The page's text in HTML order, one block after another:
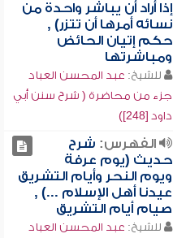
إذا أراد أن يباشر واحدة من
نسائه أمرها أن تتزر) ,
حكم إتيان الحائض
ومباشرتها
للشيخ: عبد المحسن العباد
جزء من محاضرة ( شرح سنن أبي
داود [248])
الفهرس: شرح
حديث (يوم عرفة
ويوم النحر وأيام التشريق
عيدنا أهل الإسلام ...) ,
صيام أيام التشريق
للشيخ: عبد المحسن العباد